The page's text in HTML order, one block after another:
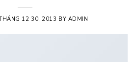
12 30, 2013 BY ADMIN